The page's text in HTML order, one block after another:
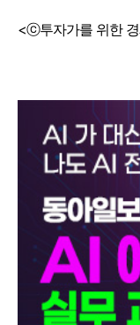
<ⓒ투자가를 위한 경